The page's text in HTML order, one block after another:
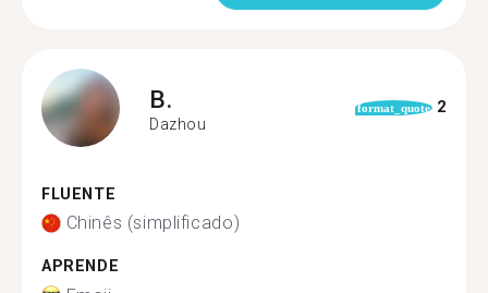
B.
Dazhou
format_quote 2
FLUENTE
Chinês (simplificado)
APRENDE